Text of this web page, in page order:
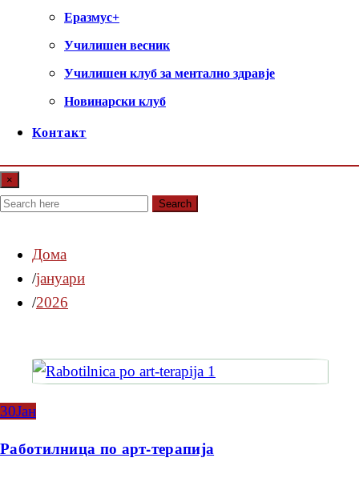
Еразмус+
Училишен весник
Училишен клуб за ментално здравје
Новинарски клуб
Контакт
×
Search
Дома
јануари
2026
30Јан
Работилница по арт-терапија